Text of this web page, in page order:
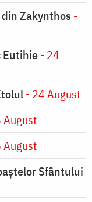
Zakynthos -
Eutihie- 24
- 24 August
August
August
Sfântului